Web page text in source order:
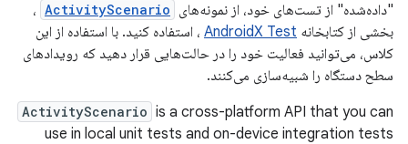
"داده‌شده" از تست‌های خود، از نمونه‌های ActivityScenario ،
بخشی از کتابخانه AndroidX Test ، استفاده کنید. با استفاده از این
کلاس، می‌توانید فعالیت خود را در حالت‌هایی قرار دهید که رویدادهای
سطح دستگاه را شبیه‌سازی می‌کنند.
ActivityScenario is a cross-platform API that you can
use in local unit tests and on-device integration tests